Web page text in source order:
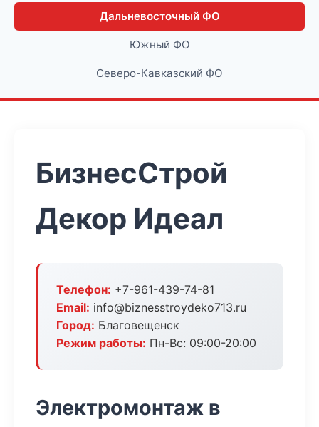
Дальневосточный ФО
Южный ФО
Северо-Кавказский ФО
БизнесСтрой
Декор Идеал
Телефон: +7-961-439-74-81
Email: info@biznesstroydeko713.ru
Город: Благовещенск
Режим работы: Пн-Вс: 09:00-20:00
Электромонтаж в